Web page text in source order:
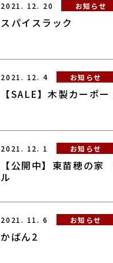
2021. 12. 20 お知らせ
スパイスラック
2021. 12. 4 お知らせ
【SALE】木製カーポー
2021. 12. 1 お知らせ
【公開中】東苗穂の
ル
2021. 11. 6 お知らせ
かばん2